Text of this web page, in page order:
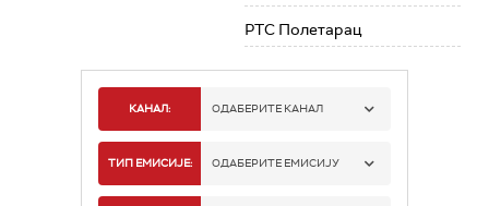
РТС Полетарац
КАНАЛ: ОДАБЕРИТЕ КАНАЛ
РТС 1
ТИП ЕМИСИЈЕ: ОДАБЕРИТЕ ЕМИСИЈУ